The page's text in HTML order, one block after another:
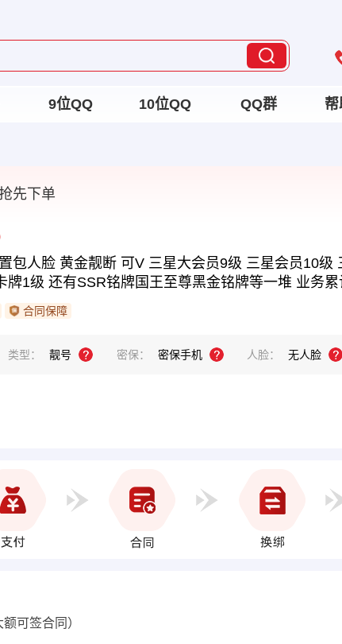
9位QQ 10位QQ QQ群
先下单
包人脸 黄金靓断 可V 三星大会员9级 三星会员10级
牌1级 还有SSR铭牌国王至尊黑金铭牌等一堆 业务
合同保障
类型： 靓号 密保： 密保手机 人脸： 无人脸
可签合同）